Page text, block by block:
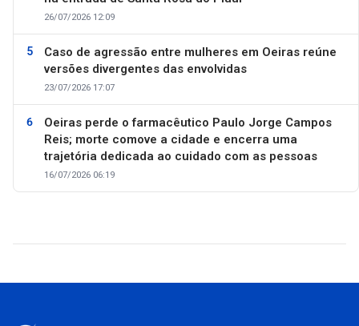
26/07/2026 12:09
Caso de agressão entre mulheres em Oeiras reúne
versões divergentes das envolvidas
23/07/2026 17:07
Oeiras perde o farmacêutico Paulo Jorge Campos
Reis; morte comove a cidade e encerra uma
trajetória dedicada ao cuidado com as pessoas
16/07/2026 06:19